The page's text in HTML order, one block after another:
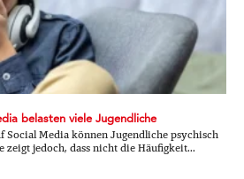
belasten viele Jugendliche
Social Media können Jugendliche psychisch
zeigt jedoch, dass nicht die Häufigkeit...